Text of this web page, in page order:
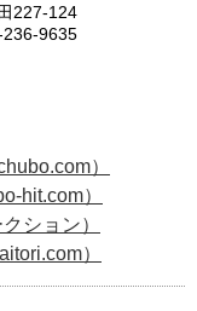
227-124
236-9635
）
hit.com）
ション）
）